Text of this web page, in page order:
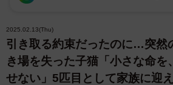
2025.02.13(Thu)
引き取る約束だったのに…突然
き場を失った子猫「小さな命を
せない」5匹目として家族に迎